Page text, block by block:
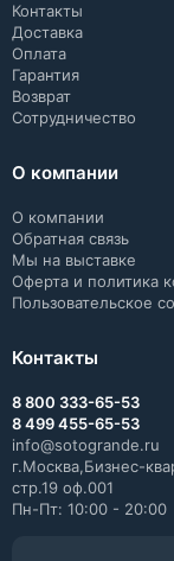
Контакты
Доставка
Оплата
Гарантия
Возврат
Сотрудничество
О компании
О компании
Обратная связь
Мы на выставке
Оферта и политика
Пользовательское
Контакты
8 800 333-65-53
8 499 455-65-53
info@sotogrande.ru
г.Москва,Бизнес-
стр.19 оф.001
Пн-Пт: 10:00 - 20:00